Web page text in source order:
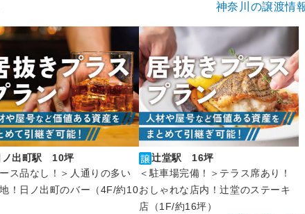
神奈川の譲渡情
ノ出町駅 10坪
ス品なし！＞人通りの多い
！日ノ出町のバー（4F/約10
辻堂駅 16坪
＜駐車場完備！＞テラス席あり！
おしゃれな店内！辻堂のステーキ
店（1F/約16坪）